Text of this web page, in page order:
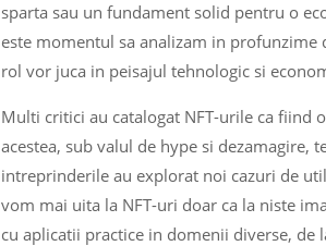
sparta sau un fundament solid pentru o
este momentul sa analizam in profunzime
rol vor juca in peisajul tehnologic si
Multi critici au catalogat NFT-urile ca fiind
acestea, sub valul de hype si dezamagire,
intreprinderile au explorat noi cazuri de
vom mai uita la NFT-uri doar ca la niste
cu aplicatii practice in domenii diverse,